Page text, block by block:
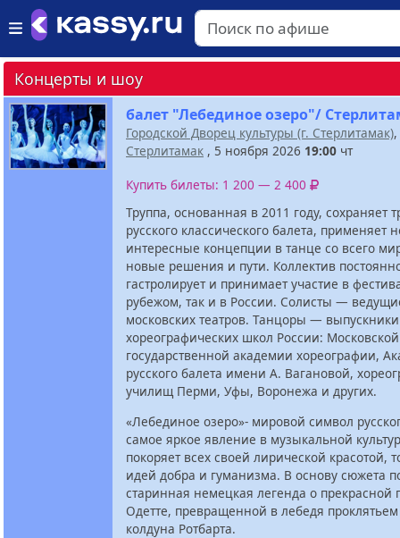
Концерты и шоу
балет "Лебединое озеро"/
Городской Дворец культуры (г. Стерлитамак),
Стерлитамак , 5 ноября 2026 19:00 чт
Купить билеты: 1 200 — 2 400
Труппа, основанная в 2011 году, сохраняет
русского классического балета, применяет
интересные концепции в танце со всего
новые решения и пути. Коллектив
гастролирует и принимает участие в
рубежом, так и в России. Солисты —
московских театров. Танцоры —
хореографических школ России: Московской
государственной академии хореографии,
русского балета имени А. Вагановой,
училищ Перми, Уфы, Воронежа и других.
«Лебединое озеро»- мировой символ
самое яркое явление в музыкальной
покоряет всех своей лирической красотой,
идей добра и гуманизма. В основу сюжета
старинная немецкая легенда о прекрасной
Одетте, превращенной в лебедя проклятьем
колдуна Ротбарта.